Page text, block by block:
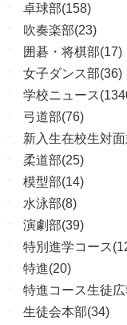
卓球部(158)
吹奏楽部(23)
囲碁・将棋部(17)
女子ダンス部(36)
学校ニュース
弓道部(76)
新入生在校生対
柔道部(25)
模型部(14)
水泳部(8)
演劇部(39)
特別進学コース
特進(20)
特進コース生徒
生徒会本部(34)